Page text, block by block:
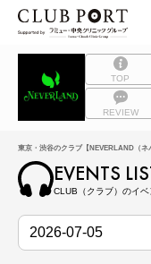
TOP
REVIEW
東京・渋谷のクラブ【NEVERLAND（ネ
EVENTS
CLUB（クラブ）のイベ